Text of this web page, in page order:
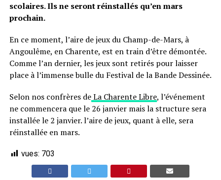
scolaires. Ils ne seront réinstallés qu’en mars
prochain.
En ce moment, l’aire de jeux du Champ-de-Mars, à
Angoulême, en Charente, est en train d’être démontée.
Comme l’an dernier, les jeux sont retirés pour laisser
place à l’immense bulle du Festival de la Bande Dessinée.
Selon nos confrères deLa Charente Libre, l’événement
ne commencera que le 26 janvier mais la structure sera
installée le 2 janvier. l’aire de jeux, quant à elle, sera
réinstallée en mars.
vues: 703